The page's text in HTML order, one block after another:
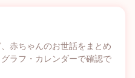
赤ちゃんのお世話をまとめ
ラフ・カレンダーで確認で